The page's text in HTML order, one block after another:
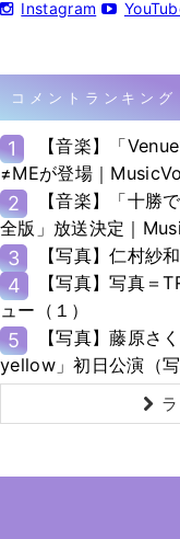
Instagram
コメントランキング
1
【音楽】「
≠MEが登場｜
2
【音楽】「十勝
全版」放送決定｜
3 【写真】仁村紗
4
【写真】写真＝
ュー（１）
5
【写真】藤原
yellow」初日公演（写